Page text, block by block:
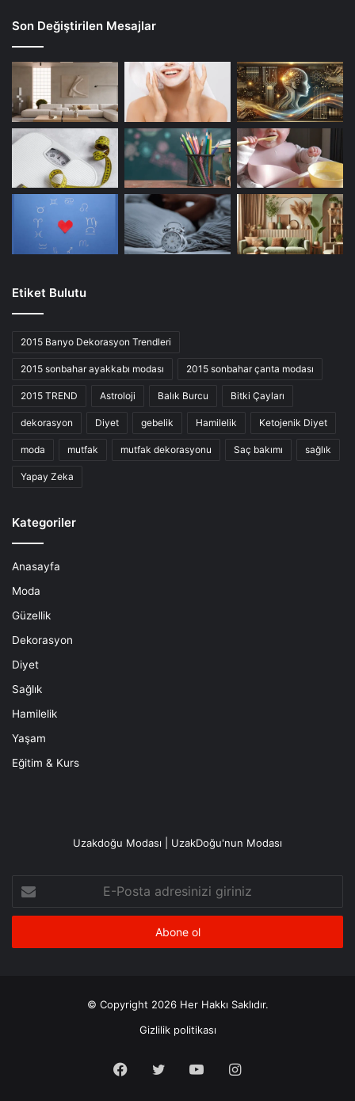
Son Değiştirilen Mesajlar
Etiket Bulutu
2015 Banyo Dekorasyon Trendleri
2015 sonbahar ayakkabı modası 2015 sonbahar çanta modası
2015 TREND Astroloji Balık Burcu Bitki Çayları
dekorasyon Diyet gebelik Hamilelik Ketojenik Diyet
moda mutfak mutfak dekorasyonu Saç bakımı sağlık
Yapay Zeka
Kategoriler
Anasayfa
Moda
Güzellik
Dekorasyon
Diyet
Sağlık
Hamilelik
Yaşam
Eğitim & Kurs
Uzakdoğu Modası | UzakDoğu'nun Modası
Posta
adresinizi
© Copyright 2026 Her Hakkı Saklıdır.
Gizlilik politikası
Facebook
X YouTubeInstagram